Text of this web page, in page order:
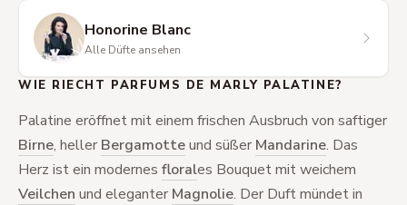
Honorine Blanc
Alle Düfte ansehen
WIE RIECHT PARFUMS DE MARLY PALATINE?
Palatine eröffnet mit einem frischen Ausbruch von saftiger
Birne, heller Bergamotteund süßer Mandarine. Das
Herz ist ein modernes florales Bouquet mit weichem
Veilchen und eleganter Magnolie. Der Duft mündet in